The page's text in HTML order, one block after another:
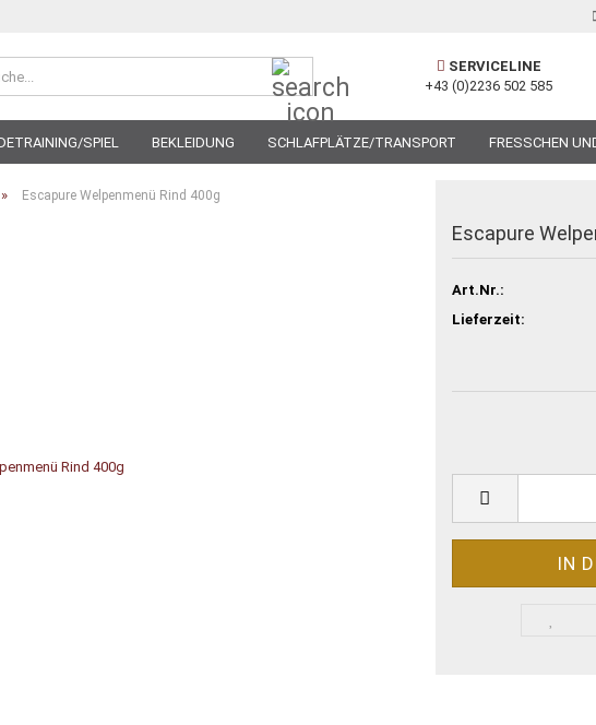
SERVICELINE
+43 (0)2236 502 585
SPIEL BEKLEIDUNG SCHLAFPLÄTZE/TRANSPORT FRESSCHEN
» Escapure Welpenmenü Rind 400g
Escapure
Art.Nr.:
Lieferzeit: